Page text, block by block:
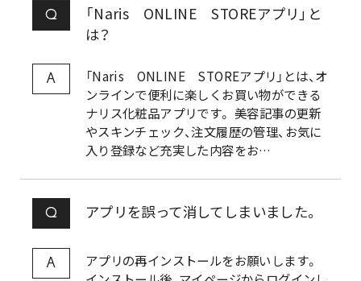
Q
「Naris ONLINE STOREアプリ」と
は？
A
「Naris ONLINE STOREアプリ」とは、オ
ンラインで便利に楽しくお買い物ができる
ナリス化粧品アプリです。 美容記事の更新
やスキンチェック、注文履歴の管理、お気に
入り登録など充実した内容をお…
Q アプリを誤って消してしまいました。
A
アプリの再インストールをお願いします。